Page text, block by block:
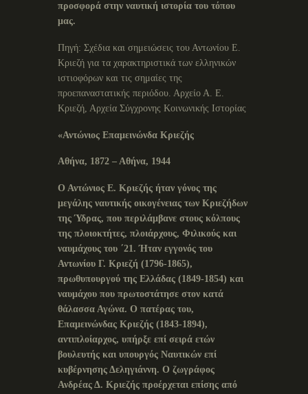
προσφορά στην ναυτική ιστορία του τόπου
μας.
Πηγή: Σχέδια και σημειώσεις του Αντωνίου Ε.
Κριεζή για τα χαρακτηριστικά των ελληνικών
ιστιοφόρων και τις σημαίες της
προεπαναστατικής περιόδου. Αρχείο Α. Ε.
Κριεζή, Αρχεία Σύγχρονης Κοινωνικής Ιστορίας
«Αντώνιος Επαμεινώνδα Κριεζής
Αθήνα, 1872 – Αθήνα, 1944
Ο Αντώνιος Ε. Κριεζής ήταν γόνος της
μεγάλης ναυτικής οικογένειας των Κριεζήδων
της Ύδρας, που περιλάμβανε στους κόλπους
της πλοιοκτήτες, πλοιάρχους, Φιλικούς και
ναυμάχους του ΄21. Ήταν εγγονός του
Αντωνίου Γ. Κριεζή (1796-1865),
πρωθυπουργού της Ελλάδας (1849-1854) και
ναυμάχου που πρωτοστάτησε στον κατά
θάλασσα Αγώνα. Ο πατέρας του,
Επαμεινώνδας Κριεζής (1843-1894),
αντιπλοίαρχος, υπήρξε επί σειρά ετών
βουλευτής και υπουργός Ναυτικών επί
κυβέρνησης Δεληγιάννη. Ο ζωγράφος
Ανδρέας Δ. Κριεζής προέρχεται επίσης από